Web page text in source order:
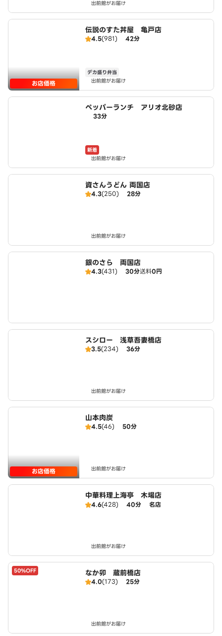
出前館がお届け
お店価格
伝説のすた丼屋 亀戸店
4.5(981) 42分
デカ盛り弁当
出前館がお届け
ペッパーランチ アリオ北砂店
33分
新着
出前館がお届け
資さんうどん 両国店
4.3(250) 28分
出前館がお届け
銀のさら 両国店
4.3(431) 30分送料0円
スシロー 浅草吾妻橋店
3.5(234) 36分
出前館がお届け
お店価格
山本肉炭
4.5(46) 50分
出前館がお届け
中華料理上海亭 木場店
4.6(428) 40分 名店
出前館がお届け
50%OFF なか卯 蔵前橋店
4.0(173) 25分
出前館がお届け